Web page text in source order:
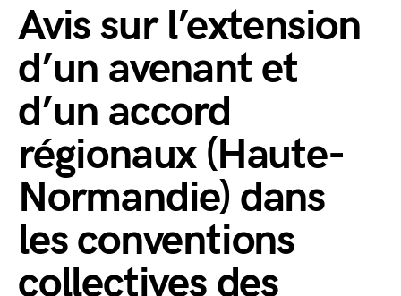
Avis sur l’extension
d’un avenant et
d’un accord
régionaux (Haute-
Normandie) dans
les conventions
collectives des